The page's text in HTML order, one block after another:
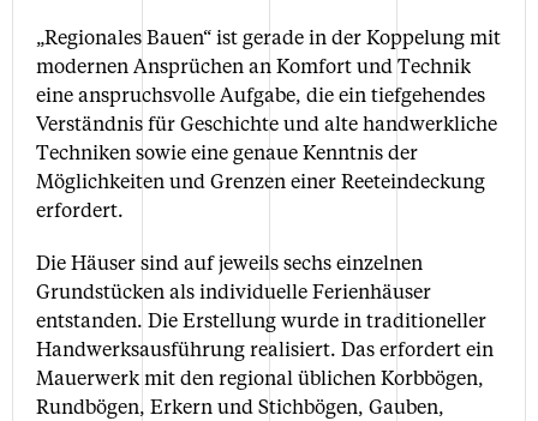
„Regionales Bauen“ ist gerade in der Koppelung mit
modernen Ansprüchen an Komfort und Technik
eine anspruchsvolle Aufgabe, die ein tiefgehendes
Verständnis für Geschichte und alte handwerkliche
Techniken sowie eine genaue Kenntnis der
Möglichkeiten und Grenzen einer Reeteindeckung
erfordert.
Die Häuser sind auf jeweils sechs einzelnen
Grundstücken als individuelle Ferienhäuser
entstanden. Die Erstellung wurde in traditioneller
Handwerksausführung realisiert. Das erfordert ein
Mauerwerk mit den regional üblichen Korbbögen,
Rundbögen, Erkern und Stichbögen, Gauben,